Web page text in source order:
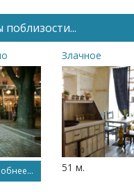
Злачное
51 м.